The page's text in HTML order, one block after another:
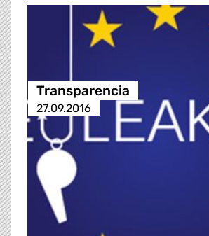
Transparencia
27.09.2016